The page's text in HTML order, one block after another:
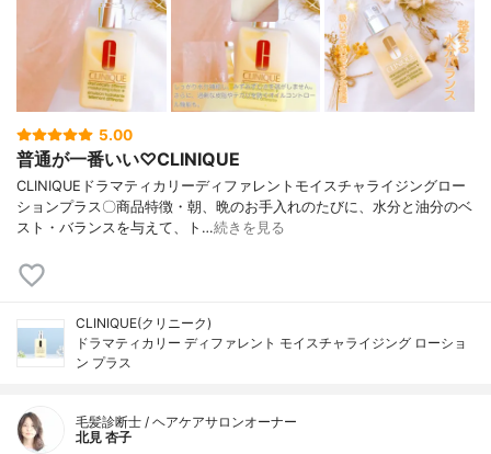
5.00
普通が一番いい♡CLINIQUE
CLINIQUEドラマティカリーディファレントモイスチャライジングロー
ションプラス〇商品特徴・朝、晩のお手入れのたびに、水分と油分のベ
スト・バランスを与えて、ト…続きを見る
CLINIQUE(クリニーク)
ドラマティカリー ディファレント モイスチャライジング ローショ
ン プラス
毛髪診断士 / ヘアケアサロンオーナー
北見 杏子